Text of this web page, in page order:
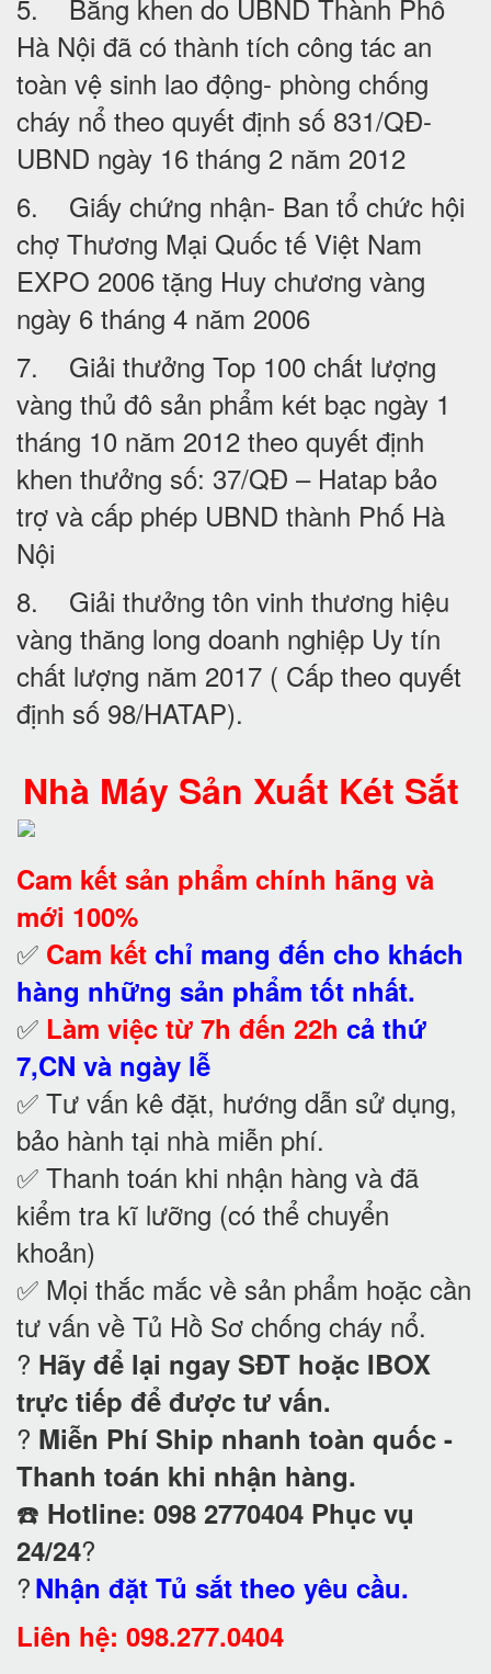
5. Bằng khen do UBND Thành Phố
Hà Nội đã có thành tích công tác an
toàn vệ sinh lao động- phòng chống
cháy nổ theo quyết định số 831/QĐ-
UBND ngày 16 tháng 2 năm 2012
6. Giấy chứng nhận- Ban tổ chức hội
chợ Thương Mại Quốc tế Việt Nam
EXPO 2006 tặng Huy chương vàng
ngày 6 tháng 4 năm 2006
7. Giải thưởng Top 100 chất lượng
vàng thủ đô sản phẩm két bạc ngày 1
tháng 10 năm 2012 theo quyết định
khen thưởng số: 37/QĐ – Hatap bảo
trợ và cấp phép UBND thành Phố Hà
Nội
8. Giải thưởng tôn vinh thương hiệu
vàng thăng long doanh nghiệp Uy tín
chất lượng năm 2017 ( Cấp theo quyết
định số 98/HATAP).
Nhà Máy Sản Xuất Két Sắt
Cam kết sản phẩm chính hãng và
mới 100%
✅ Cam kết chỉ mang đến cho khách
hàng những sản phẩm tốt nhất.
✅ Làm việc từ 7h đến 22h cả thứ
7,CN và ngày lễ
✅ Tư vấn kê đặt, hướng dẫn sử dụng,
bảo hành tại nhà miễn phí.
✅ Thanh toán khi nhận hàng và đã
kiểm tra kĩ lưỡng (có thể chuyển
khoản)
✅ Mọi thắc mắc về sản phẩm hoặc cần
tư vấn về Tủ Hồ Sơ chống cháy nổ.
? Hãy để lại ngay SĐT hoặc IBOX
trực tiếp để được tư vấn.
? Miễn Phí Ship nhanh toàn quốc -
Thanh toán khi nhận hàng.
☎️ Hotline: 098 2770404 Phục vụ
24/24?
?Nhận đặt Tủ sắt theo yêu cầu.
Liên hệ: 098.277.0404